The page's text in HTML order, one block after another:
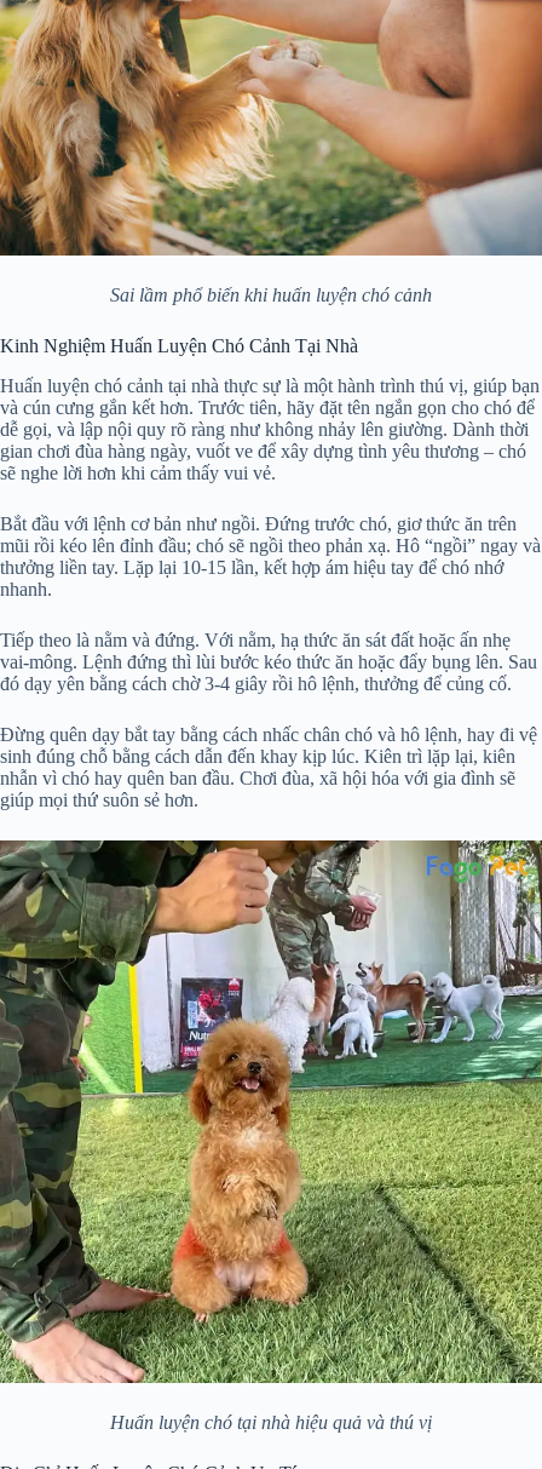
Sai lầm phổ biến khi huấn luyện chó cảnh
Kinh Nghiệm Huấn Luyện Chó Cảnh Tại Nhà
Huấn luyện chó cảnh tại nhà thực sự là một hành trình thú vị, giúp bạn
và cún cưng gắn kết hơn. Trước tiên, hãy đặt tên ngắn gọn cho chó để
dễ gọi, và lập nội quy rõ ràng như không nhảy lên giường. Dành thời
gian chơi đùa hàng ngày, vuốt ve để xây dựng tình yêu thương – chó
sẽ nghe lời hơn khi cảm thấy vui vẻ.
Bắt đầu với lệnh cơ bản như ngồi. Đứng trước chó, giơ thức ăn trên
mũi rồi kéo lên đỉnh đầu; chó sẽ ngồi theo phản xạ. Hô “ngồi” ngay và
thưởng liền tay. Lặp lại 10-15 lần, kết hợp ám hiệu tay để chó nhớ
nhanh.
Tiếp theo là nằm và đứng. Với nằm, hạ thức ăn sát đất hoặc ấn nhẹ
vai-mông. Lệnh đứng thì lùi bước kéo thức ăn hoặc đẩy bụng lên. Sau
đó dạy yên bằng cách chờ 3-4 giây rồi hô lệnh, thưởng để củng cố.
Đừng quên dạy bắt tay bằng cách nhấc chân chó và hô lệnh, hay đi vệ
sinh đúng chỗ bằng cách dẫn đến khay kịp lúc. Kiên trì lặp lại, kiên
nhẫn vì chó hay quên ban đầu. Chơi đùa, xã hội hóa với gia đình sẽ
giúp mọi thứ suôn sẻ hơn.
Huấn luyện chó tại nhà hiệu quả và thú vị